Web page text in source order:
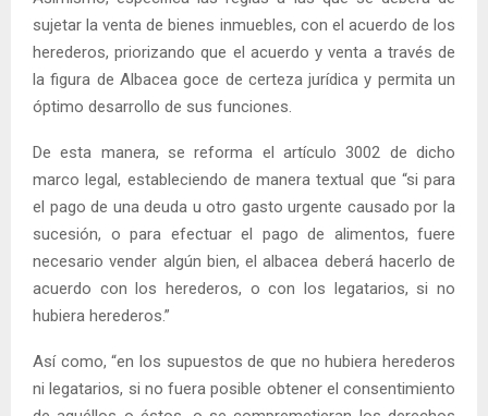
sujetar la venta de bienes inmuebles, con el acuerdo de los
herederos, priorizando que el acuerdo y venta a través de
la figura de Albacea goce de certeza jurídica y permita un
óptimo desarrollo de sus funciones.
De esta manera, se reforma el artículo 3002 de dicho
marco legal, estableciendo de manera textual que “si para
el pago de una deuda u otro gasto urgente causado por la
sucesión, o para efectuar el pago de alimentos, fuere
necesario vender algún bien, el albacea deberá hacerlo de
acuerdo con los herederos, o con los legatarios, si no
hubiera herederos.”
Así como, “en los supuestos de que no hubiera herederos
ni legatarios, si no fuera posible obtener el consentimiento